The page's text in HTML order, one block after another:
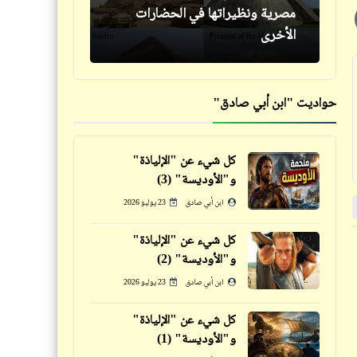
خبر
الشــــيزوفرنيــا أَوْ الفُصام ) في
الرُؤْيَـــةِ والفِـكْـرِ والمُعــــامَلات
كلمة ونص
صورة الغلاف الخلفي لكراسة عمرها
55 عاماً
فيدراديو
"مربوحة" و"نفادي" في أول ظهور
مصرية ونظيراتها في الحضارات
الأخرى
كلمة ونص
العيد أجمل مناسبة لكي نتذكر آباءنا
وأمهاتنا
شعر
شقع بقع يا ديل الفار | أحمد فؤاد
حواديت "ابن أبي صادق"
كل شيء عن "الإلياذة"
و"الأوديسة" (3)
ابن أبي صادق 23 يوليو 2026
كل شيء عن "الإلياذة"
و"الأوديسة" (2)
ابن أبي صادق 23 يوليو 2026
كل شيء عن "الإلياذة"
و"الأوديسة" (1)